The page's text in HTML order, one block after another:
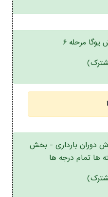
مرحله ۶
دوران بارداری - بخش
ها تمام درجه ها